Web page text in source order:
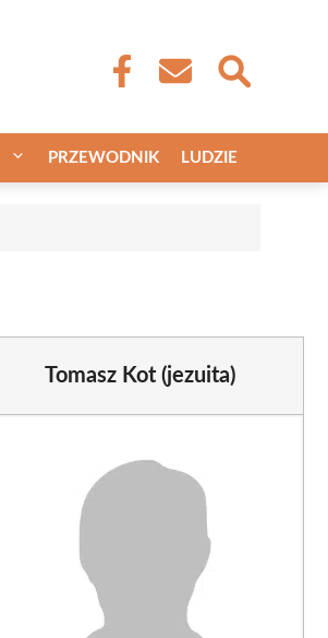
PRZEWODNIK LUDZIE
Tomasz Kot (jezuita)